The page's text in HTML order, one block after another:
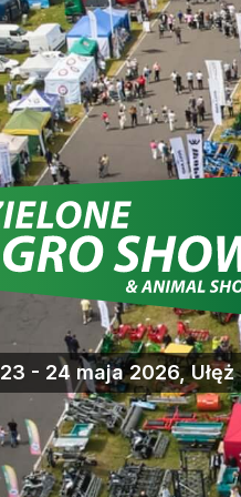
23 - 24 maja 2026, Ułęż